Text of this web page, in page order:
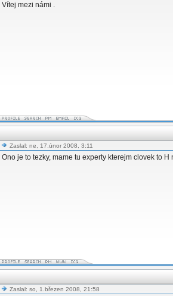
Vítej mezi námi .
Zaslal: ne, 17.únor 2008, 3:11
Ono je to tezky, mame tu experty kterejm clovek to
Zaslal: so, 1.březen 2008, 21:58